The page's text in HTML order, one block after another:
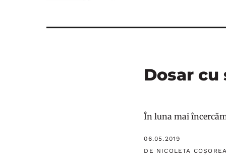
Dosar cu
În luna mai
06.05.2019
DE NICOLETA